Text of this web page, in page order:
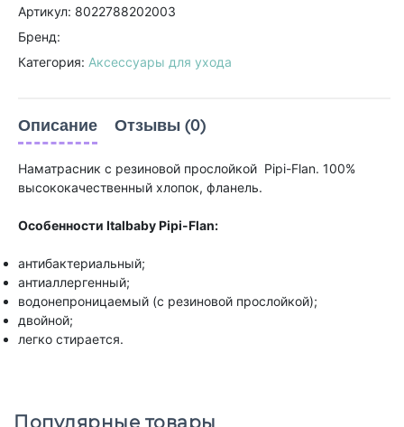
Артикул: 8022788202003
Бренд:
Категория: Аксессуары для ухода
Описание Отзывы (0)
Наматрасник с резиновой прослойкой Pipi-Flan. 100%
высококачественный хлопок, фланель.
Особенности Italbaby Pipi-Flan:
антибактериальный;
антиаллергенный;
водонепроницаемый (с резиновой прослойкой);
двойной;
легко стирается.
Популярные товары